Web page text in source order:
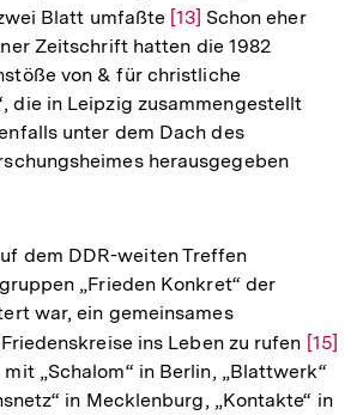
Blatt umfaßte Zur
Auflösung
der
Fußnote
[13] Schon eher
Zeitschrift hatten die 1982
von & für christliche
die in Leipzig zusammengestellt
unter dem Dach des
herausgegeben
dem DDR-weiten Treffen
„Frieden Konkret“ der
war, ein gemeinsames
ins Leben zu rufen Zur
der
[15]
„Schalom“ in Berlin, „Blattwerk“
in Mecklenburg, „Kontakte“ in